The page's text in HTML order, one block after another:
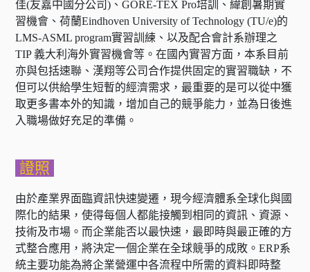
佳(友嘉中國分公司)、GORE-TEX Pro培訓、緯創暑期實
習機會、荷蘭Eindhoven University of Technology (TU/e)的
LMS-ASML program實習訓練、以及配合會計系辦理之
TIP 義大利海外實習機會等。在國內實習方面，本系目前
亦與包括速聯、漢翔等公司合作提供固定的實習職缺，不
但可以供給學生短暫的經濟需求，最重要的是可以從中獲
取更多書本外的知識，增加自己的競爭能力，並為日後進
入職場做好充足的準備。
證照
由於產業界面臨資訊快速變遷，現今經濟體系全球化與國
際化的結果，使得每個人都能接觸到相同的資訊、資源、
技術及市場。而企業能否以最快速，最即時與最正確的方
式整合應用，將決定一個企業在全球競爭的成敗。ERP系
統主要功能為將企業營運中各流程中所需的資料即時整